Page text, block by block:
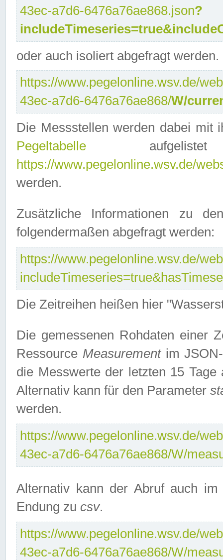
43ec-a7d6-6476a76ae868.json?
oder auch isoliert abgefragt werden.
https://www.pegelonline.wsv.de/
43ec-a7d6-6476a76ae868/W/
Die Messstellen werden dabei mit
Pegeltabelle
https://www.pegelonline.wsv.de/
werden.
Zusätzliche Informationen zu
folgendermaßen abgefragt werden:
https://www.pegelonline.wsv.de/
Die Zeitreihen heißen hier
Die gemessenen Rohdaten einer
Ressource Measurementim JSON-
die Messwerte der letzten 15
Alternativ kann für den Parameter
werden.
https://www.pegelonline.wsv.de/
43ec-a7d6-6476a76ae868/W/
Alternativ kann der Abruf auch
Endung zu csv.
https://www.pegelonline.wsv.de/
43ec-a7d6-6476a76ae868/W/